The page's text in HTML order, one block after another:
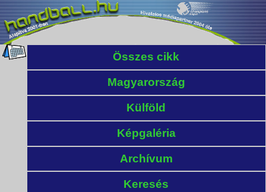
Összes cikk
Magyarország
Külföld
Képgaléria
Archívum
Keresés